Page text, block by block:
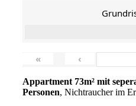
« ‹
Appartment 73m² mit
Personen, Nichtraucher im